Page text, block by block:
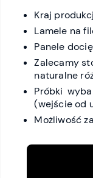
Kraj
Lamele na
Panele
Zalecamy
naturalne
Próbki
(wejście od
Możliwość